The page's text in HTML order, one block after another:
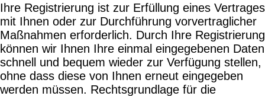
Ihre Registrierung ist zur Erfüllung eines Vertrages
mit Ihnen oder zur Durchführung vorvertraglicher
Maßnahmen erforderlich. Durch Ihre Registrierung
können wir Ihnen Ihre einmal eingegebenen Daten
schnell und bequem wieder zur Verfügung stellen,
ohne dass diese von Ihnen erneut eingegeben
werden müssen. Rechtsgrundlage für die